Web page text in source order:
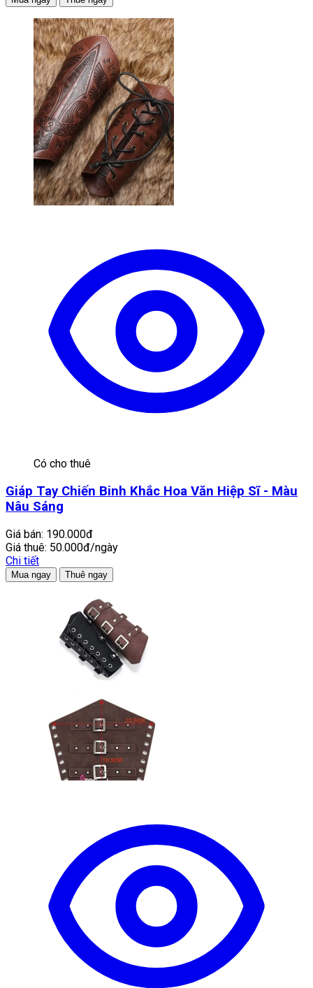
Có cho thuê
Giáp Tay Chiến Binh Khắc Hoa Văn Hiệp Sĩ - Màu
Nâu Sáng
Giá bán: 190.000đ
Giá thuê: 50.000đ/ngày
Chi tiết
Mua ngay Thuê ngay